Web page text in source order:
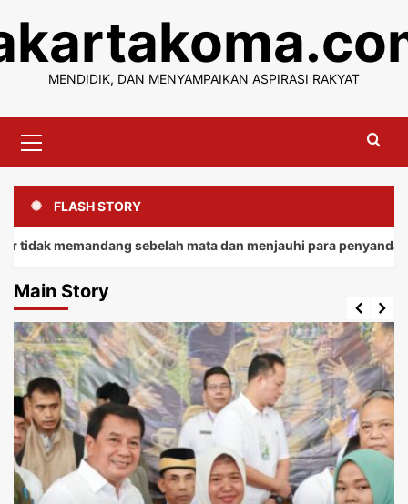
content
MENDIDIK, DAN MENYAMPAIKAN ASPIRASI RAKYAT
Menu
FLASH STORY
sebelah mata dan menjauhi para penyandang.
Main Story